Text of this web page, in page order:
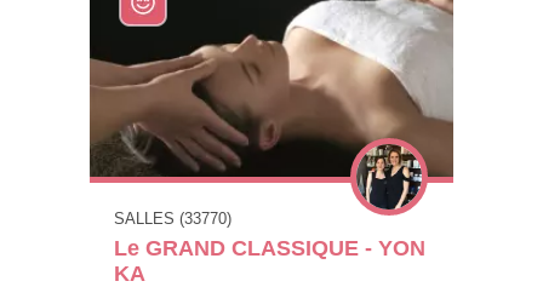
SALLES (33770)
Le GRAND CLASSIQUE - YON
KA